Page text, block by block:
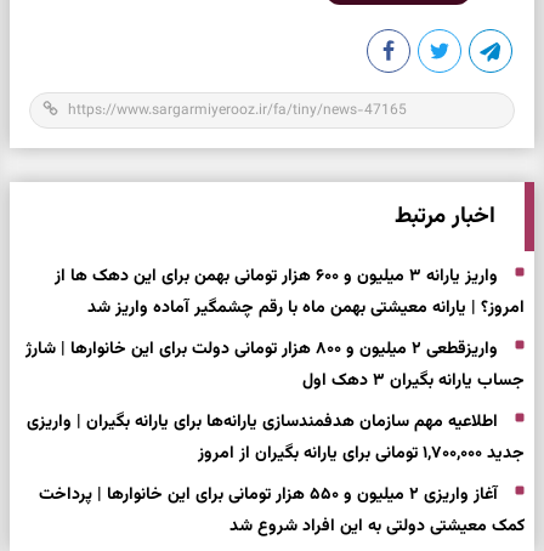
اخبار مرتبط
واریز یارانه ۳ میلیون و ۶۰۰ هزار تومانی بهمن برای این دهک ها از
امروز؟ | یارانه معیشتی بهمن ماه با رقم چشمگیر آماده واریز شد
واریزقطعی ۲ میلیون و ۸۰۰ هزار تومانی دولت برای این خانوارها | شارژ
جساب یارانه بگیران ۳ دهک اول
اطلاعیه مهم سازمان هدفمندسازی یارانه‌ها برای یارانه بگیران | واریزی
جدید ۱,۷۰۰,۰۰۰ تومانی برای یارانه بگیران از امروز
آغاز واریزی ۲ میلیون و ۵۵۰ هزار تومانی برای این خانوارها | پرداخت
کمک معیشتی دولتی به این افراد شروع شد